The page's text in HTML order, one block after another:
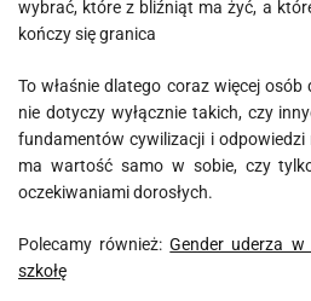
wybrać, które z bliźniąt ma żyć, a
kończy się granica
To właśnie dlatego coraz więcej
nie dotyczy wyłącznie takich, czy
fundamentów cywilizacji i odpowiedzi
ma wartość samo w sobie, czy
oczekiwaniami dorosłych.
Polecamy również:Gender uderza
szkołę